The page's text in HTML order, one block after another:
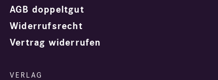
AGB doppeltgut
Widerrufsrecht
Vertrag widerrufen